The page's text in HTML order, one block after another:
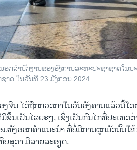
ກສໍານັກງານຂອງອົງການສະຫະປະຊາຊາດໃນ
າດ ໃນວັນທີ 23 ມັງກອນ 2024.
ຈີນ ໄດ້ຖືກກວດກາໃນວັນອັງຄານແລ້ວນີ້ໂ
ຂຶ້ນ​ເປັນ​ໄລ​ຍະໆ, ເຊິ່ງເປັນກົນໄກທີ່ປະເທ
ທັງອອກຄໍາແນະນໍາ ທີ່ບໍ່ມີການຜູກມັດນັ້ນໃ
ບສຸດາ ມີລາຍລະອຽດ.